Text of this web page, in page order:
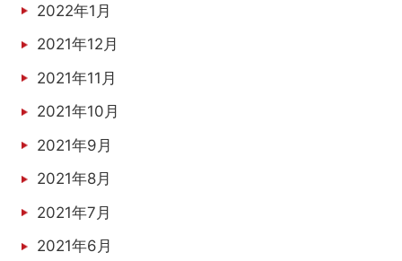
2022年1月
2021年12月
2021年11月
2021年10月
2021年9月
2021年8月
2021年7月
2021年6月